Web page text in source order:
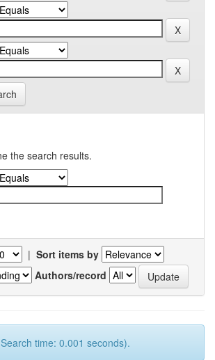
the search results.
| Sort items by
Authors/record
time: 0.001 seconds).